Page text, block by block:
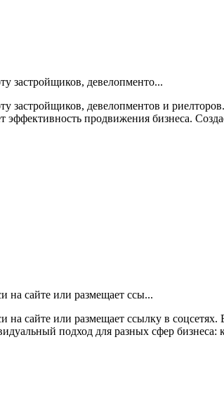
застройщиков, девелопменто...
застройщиков, девелопментов и
эффективность продвижения бизнеса.
на сайте или размещает ссы...
сайте или размещает ссылку в
подход для разных сфер бизнеса: